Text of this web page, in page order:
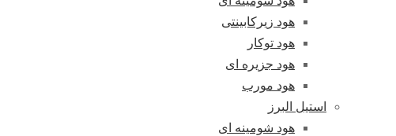
هود زیرکابینتی
هود توکار
هود جزیره ای
هود مورب
استیل البرز
هود شومینه ای